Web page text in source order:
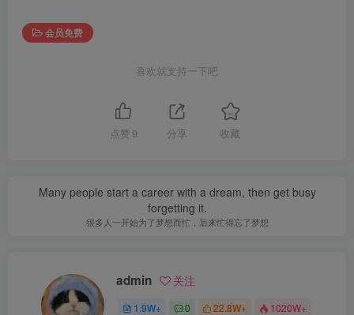
会员免费
喜欢就支持一下吧
点赞 9 分享 收藏
Many people start a career with a dream, then get busy
forgetting it.
很多人一开始为了梦想而忙，后来忙得忘了梦想
admin 关注
1.9W+ 0 22.8W+ 1020W+